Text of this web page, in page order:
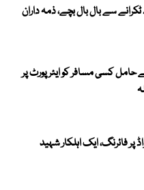
پر 2 طیارے ٹکرانے سے بال بال بچے، ذمہ داران
کسی مسافر کو ایئرپورٹ پر
فائرنگ، ایک اہلکار شہید